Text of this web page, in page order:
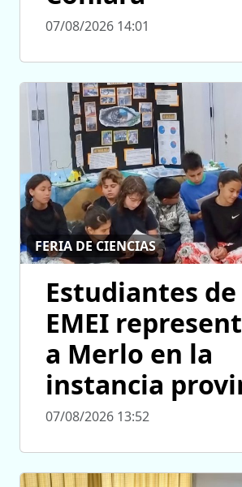
07/08/2026 14:01
FERIA DE CIENCIAS
Estudiantes de
EMEI
a Merlo en la
instancia
07/08/2026 13:52